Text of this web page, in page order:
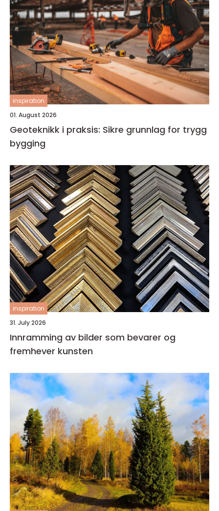
inspiration
01. August 2026
Geoteknikk i praksis: Sikre grunnlag for trygg
bygging
inspiration
31. July 2026
Innramming av bilder som bevarer og
fremhever kunsten